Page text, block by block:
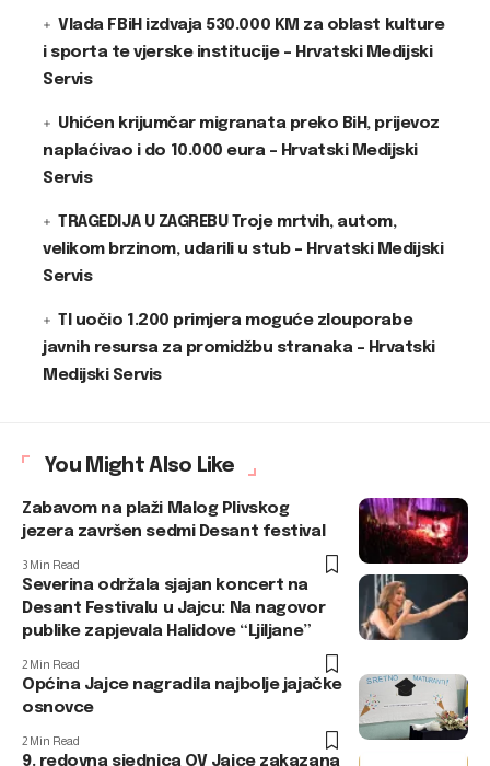
Vlada FBiH izdvaja 530.000 KM za oblast kulture
i sporta te vjerske institucije – Hrvatski Medijski
Servis
Uhićen krijumčar migranata preko BiH, prijevoz
naplaćivao i do 10.000 eura – Hrvatski Medijski
Servis
TRAGEDIJA U ZAGREBU Troje mrtvih, autom,
velikom brzinom, udarili u stub – Hrvatski Medijski
Servis
TI uočio 1.200 primjera moguće zlouporabe
javnih resursa za promidžbu stranaka – Hrvatski
Medijski Servis
You Might Also Like
Zabavom na plaži Malog Plivskog
jezera završen sedmi Desant festival
3 Min Read
Severina održala sjajan koncert na
Desant Festivalu u Jajcu: Na nagovor
publike zapjevala Halidove “Ljiljane”
2 Min Read
Općina Jajce nagradila najbolje jajačke
osnovce
2 Min Read
9. redovna sjednica OV Jajce zakazana